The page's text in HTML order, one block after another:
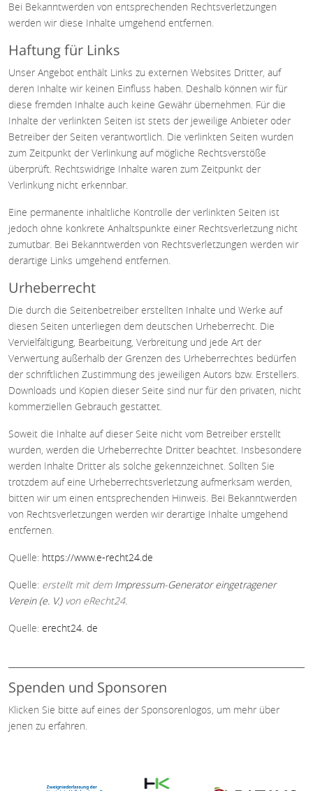
Bei Bekanntwerden von entsprechenden Rechtsverletzungen
werden wir diese Inhalte umgehend entfernen.
Haftung für Links
Unser Angebot enthält Links zu externen Websites Dritter, auf
deren Inhalte wir keinen Einfluss haben. Deshalb können wir für
diese fremden Inhalte auch keine Gewähr übernehmen. Für die
Inhalte der verlinkten Seiten ist stets der jeweilige Anbieter oder
Betreiber der Seiten verantwortlich. Die verlinkten Seiten wurden
zum Zeitpunkt der Verlinkung auf mögliche Rechtsverstöße
überprüft. Rechtswidrige Inhalte waren zum Zeitpunkt der
Verlinkung nicht erkennbar.
Eine permanente inhaltliche Kontrolle der verlinkten Seiten ist
jedoch ohne konkrete Anhaltspunkte einer Rechtsverletzung nicht
zumutbar. Bei Bekanntwerden von Rechtsverletzungen werden wir
derartige Links umgehend entfernen.
Urheberrecht
Die durch die Seitenbetreiber erstellten Inhalte und Werke auf
diesen Seiten unterliegen dem deutschen Urheberrecht. Die
Vervielfältigung, Bearbeitung, Verbreitung und jede Art der
Verwertung außerhalb der Grenzen des Urheberrechtes bedürfen
der schriftlichen Zustimmung des jeweiligen Autors bzw. Erstellers.
Downloads und Kopien dieser Seite sind nur für den privaten, nicht
kommerziellen Gebrauch gestattet.
Soweit die Inhalte auf dieser Seite nicht vom Betreiber erstellt
wurden, werden die Urheberrechte Dritter beachtet. Insbesondere
werden Inhalte Dritter als solche gekennzeichnet. Sollten Sie
trotzdem auf eine Urheberrechtsverletzung aufmerksam werden,
bitten wir um einen entsprechenden Hinweis. Bei Bekanntwerden
von Rechtsverletzungen werden wir derartige Inhalte umgehend
entfernen.
Quelle: https://www.e-recht24.de
Quelle: erstellt mit dem Impressum-Generator eingetragener
Verein (e. V.)von eRecht24.
Quelle: erecht24. de
Spenden und Sponsoren
Klicken Sie bitte auf eines der Sponsorenlogos, um mehr über
jenen zu erfahren.